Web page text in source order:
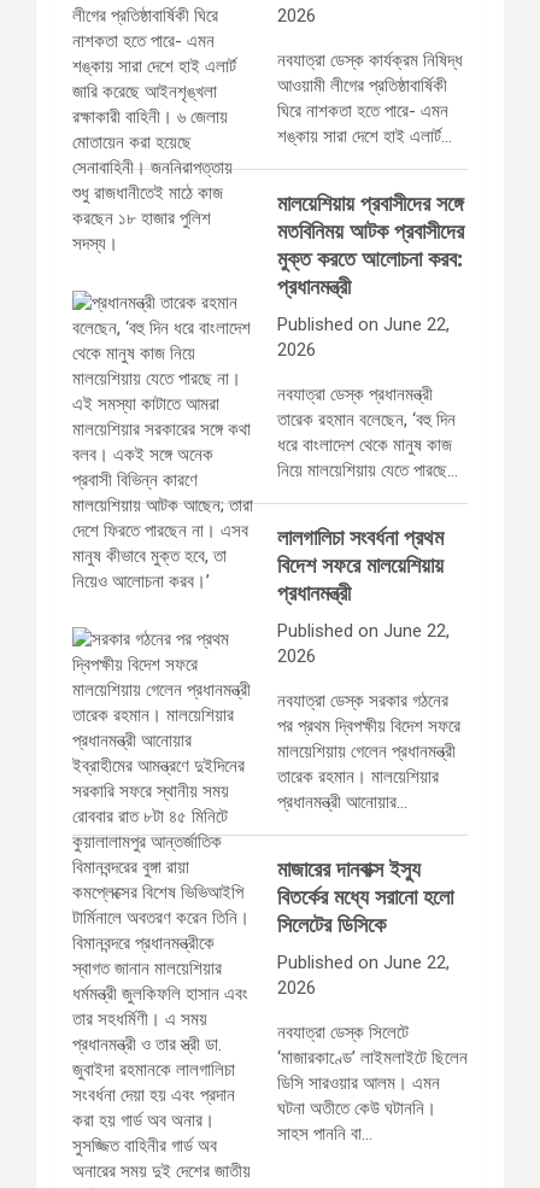
2026
নবযাত্রা ডেস্ক কার্যক্রম নিষিদ্ধ
আওয়ামী লীগের প্রতিষ্ঠাবার্ষিকী
ঘিরে নাশকতা হতে পারে- এমন
শঙ্কায় সারা দেশে হাই এলার্ট…
মালয়েশিয়ায় প্রবাসীদের সঙ্গে
মতবিনিময় আটক প্রবাসীদের
মুক্ত করতে আলোচনা করব:
প্রধানমন্ত্রী
Published on June 22,
2026
নবযাত্রা ডেস্ক প্রধানমন্ত্রী
তারেক রহমান বলেছেন, ‘বহু দিন
ধরে বাংলাদেশ থেকে মানুষ কাজ
নিয়ে মালয়েশিয়ায় যেতে পারছে…
লালগালিচা সংবর্ধনা প্রথম
বিদেশ সফরে মালয়েশিয়ায়
প্রধানমন্ত্রী
Published on June 22,
2026
নবযাত্রা ডেস্ক সরকার গঠনের
পর প্রথম দ্বিপক্ষীয় বিদেশ সফরে
মালয়েশিয়ায় গেলেন প্রধানমন্ত্রী
তারেক রহমান। মালয়েশিয়ার
প্রধানমন্ত্রী আনোয়ার…
মাজারের দানবাক্স ইস্যু
বিতর্কের মধ্যে সরানো হলো
সিলেটের ডিসিকে
Published on June 22,
2026
নবযাত্রা ডেস্ক সিলেটে
‘মাজারকাণ্ডে’ লাইমলাইটে ছিলেন
ডিসি সারওয়ার আলম। এমন
ঘটনা অতীতে কেউ ঘটাননি।
সাহস পাননি বা…